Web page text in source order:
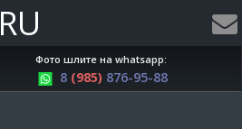
RU
Фото шлите на whatsapp:
8 (985) 876-95-88